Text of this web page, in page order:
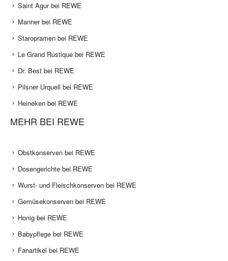
Saint Agur bei REWE
Manner bei REWE
Staropramen bei REWE
Le Grand Rustique bei REWE
Dr. Best bei REWE
Pilsner Urquell bei REWE
Heineken bei REWE
MEHR BEI REWE
Obstkonserven bei REWE
Dosengerichte bei REWE
Wurst- und Fleischkonserven bei REWE
Gemüsekonserven bei REWE
Honig bei REWE
Babypflege bei REWE
Fanartikel bei REWE